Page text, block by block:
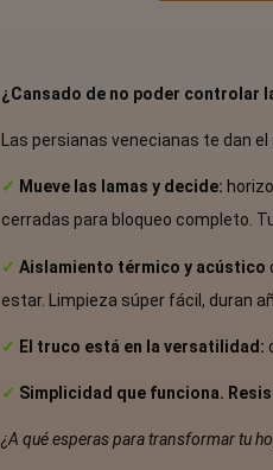
¿Cansado de no poder controlar
Las persianas venecianas te dan el
✓ Mueve las lamas y decide:
cerradas para bloqueo completo.
✓ Aislamiento térmico y acústico
estar. Limpieza súper fácil, duran
✓ El truco está en la versatilidad:
✓ Simplicidad que funciona.
¿A qué esperas para transformar tu